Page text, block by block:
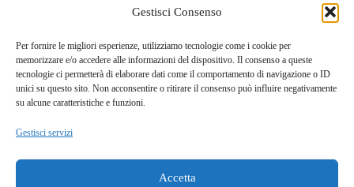
Gestisci Consenso
Per fornire le migliori esperienze, utilizziamo tecnologie come i cookie per
memorizzare e/o accedere alle informazioni del dispositivo. Il consenso a queste
tecnologie ci permetterà di elaborare dati come il comportamento di navigazione o ID
unici su questo sito. Non acconsentire o ritirare il consenso può influire negativamente
su alcune caratteristiche e funzioni.
Gestisci servizi
Accetta
ACCEDI / REGISTRATI
CHI SIAMO – FRAGOLAROSA | SEXY SHOP ONLINE
ITALIANO SICURO E DISCRETO
RESI E RIMBORSI
COOKIE POLICY